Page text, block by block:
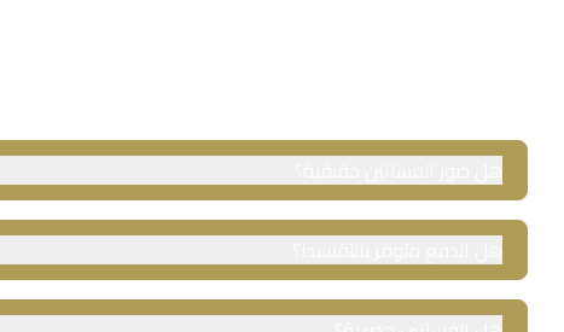
نعم، 100%. جميع لقطاتنا حصرية من استوديوهاتنا لضمان مطابقة الجودة.
نعم، ادفعي لاحقاً! نوفر خيار التقسيط المريح بدون فوائد عبر تابي وتمارا.